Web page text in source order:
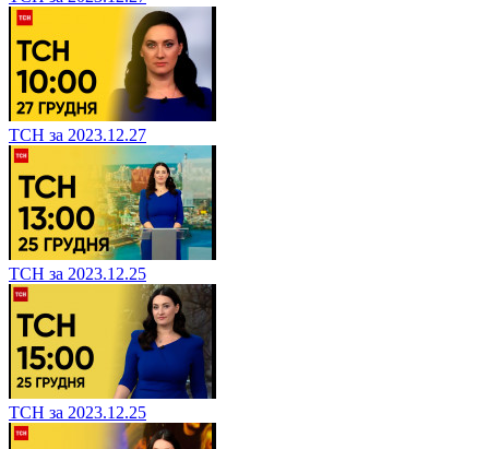
ТСН за 2023.12.27
ТСН за 2023.12.25
ТСН за 2023.12.25